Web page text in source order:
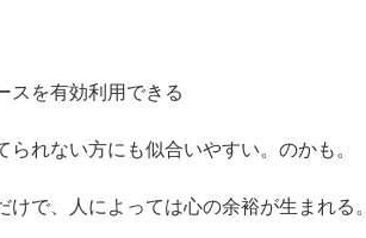
スを有効利用できる
られない方にも似合いやすい。のかも。
けで、人によっては心の余裕が生まれる。